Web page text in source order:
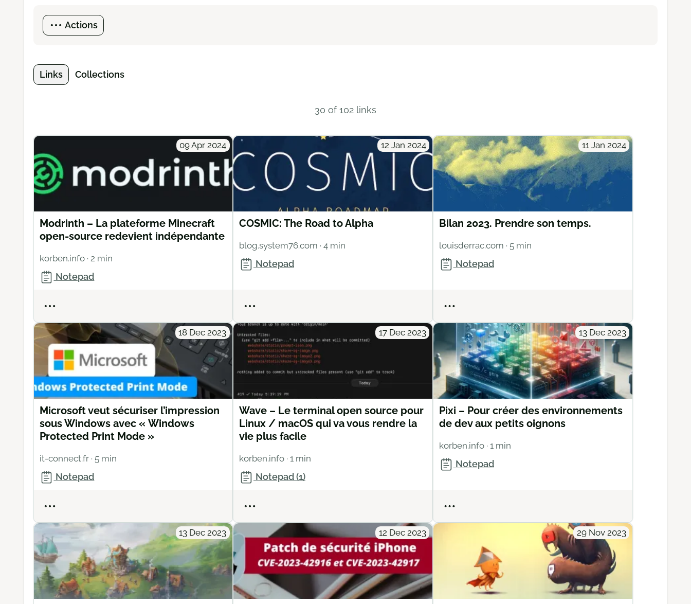
Actions
Links Collections
30 of 102 links
09 Apr 2024
Modrinth – La plateforme Minecraft
open-source redevient indépendante
korben.info· 2 min
Notepad
12 Jan 2024
COSMIC: The Road to Alpha
blog.system76.com · 4 min
Notepad
11 Jan 2024
Bilan 2023. Prendre son temps.
louisderrac.com · 5 min
Notepad
18 Dec 2023
Microsoft veut sécuriser l’impression
sous Windows avec « Windows
Protected Print Mode »
it-connect.fr· 5 min
Notepad
17 Dec 2023
Wave – Le terminal open source pour
Linux / macOS qui va vous rendre la
vie plus facile
korben.info · 1 min
Notepad (1)
13 Dec 2023
Pixi – Pour créer des environnements
de dev aux petits oignons
korben.info · 1 min
Notepad
13 Dec 2023 12 Dec 2023 29 Nov 2023